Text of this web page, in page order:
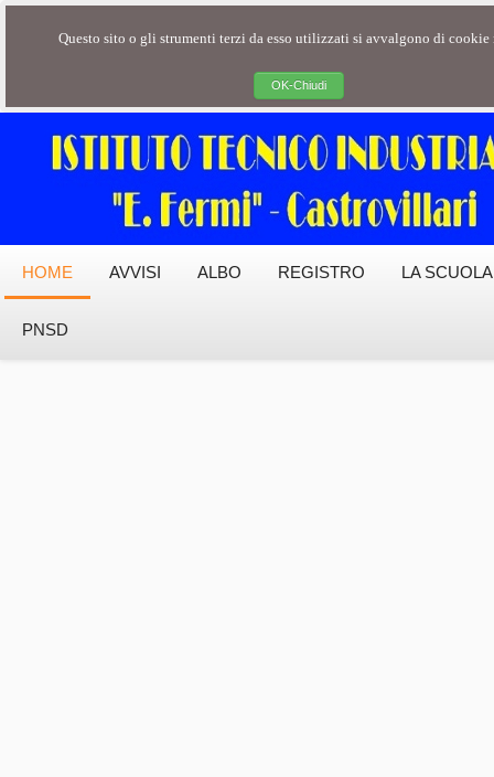
Questo sito o gli strumenti terzi da esso utilizzati si avvalgono di
OK-Chiudi
HOME AVVISI ALBO REGISTRO LA SCUOLA
PNSD